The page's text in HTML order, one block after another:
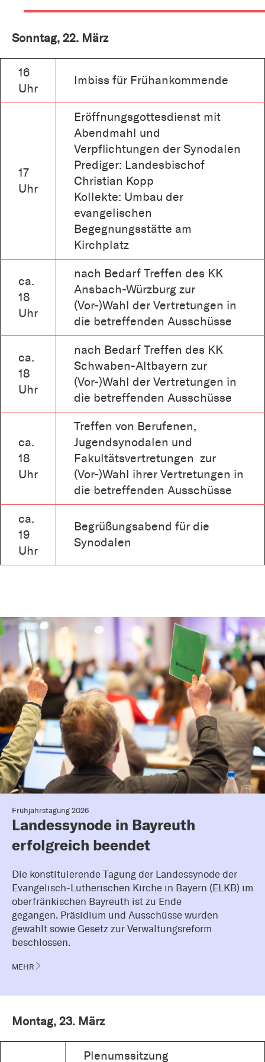
Sonntag, 22. März
16
Uhr
Imbiss für Frühankommende
17
Uhr
Eröffnungsgottesdienst mit
Abendmahl und
Verpflichtungen der Synodalen
Prediger: Landesbischof
Christian Kopp
Kollekte: Umbau der
evangelischen
Begegnungsstätte am
Kirchplatz
ca.
18
Uhr
nach Bedarf Treffen des KK
Ansbach-Würzburg zur
(Vor-)Wahl der Vertretungen in
die betreffenden Ausschüsse
ca.
18
Uhr
nach Bedarf Treffen des KK
Schwaben-Altbayern zur
(Vor-)Wahl der Vertretungen in
die betreffenden Ausschüsse
ca.
18
Uhr
Treffen von Berufenen,
Jugendsynodalen und
Fakultätsvertretungen zur
(Vor-)Wahl ihrer Vertretungen in
die betreffenden Ausschüsse
ca.
19
Uhr
Begrüßungsabend für die
Synodalen
Frühjahrstagung 2026
Landessynode in Bayreuth
erfolgreich beendet
Die konstituierende Tagung der Landessynode der
Evangelisch-Lutherischen Kirche in Bayern (ELKB) im
oberfränkischen Bayreuth ist zu Ende
gegangen. Präsidium und Ausschüsse wurden
gewählt sowie Gesetz zur Verwaltungsreform
beschlossen.
MEHR
Montag, 23. März
Plenumssitzung